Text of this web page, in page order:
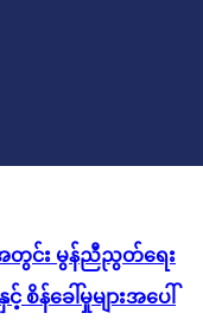
င်း မွန်ညီညွတ်ရေး
စိန်ခေါ်မှုများအပေါ်